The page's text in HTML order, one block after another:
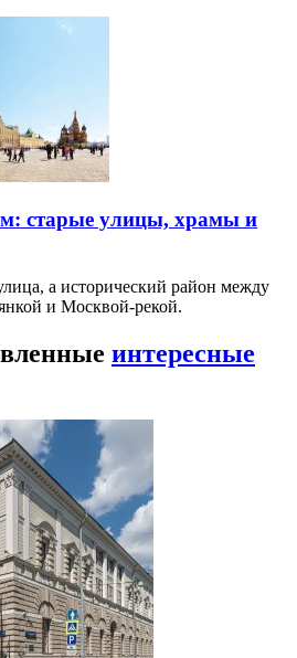
старые улицы, храмы и
а исторический район между
и Москвой-рекой.
интересные